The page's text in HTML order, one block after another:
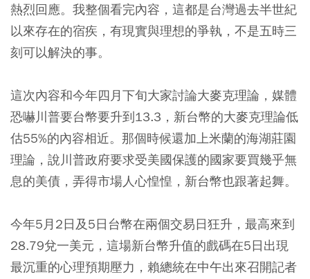
熱烈回應。我整個看完內容，這都是台灣過去半世紀
以來存在的宿疾，有現實與理想的爭執，不是五時三
刻可以解決的事。
這次內容和今年四月下旬大家討論大麥克理論，媒體
恐嚇川普要台幣要升到13.3，新台幣的大麥克理論低
估55%的內容相近。那個時候還加上米蘭的海湖莊園
理論，說川普政府要求受美國保護的國家要買幾乎無
息的美債，弄得市場人心惶惶，新台幣也跟著起舞。
今年5月2日及5日台幣在兩個交易日狂升，最高來到
28.79兌一美元，這場新台幣升值的戲碼在5日出現
最沉重的心理預期壓力，賴總統在中午出來召開記者